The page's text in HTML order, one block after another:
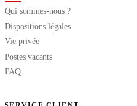
Qui sommes-nous ?
Dispositions légales
Vie privée
Postes vacants
FAQ